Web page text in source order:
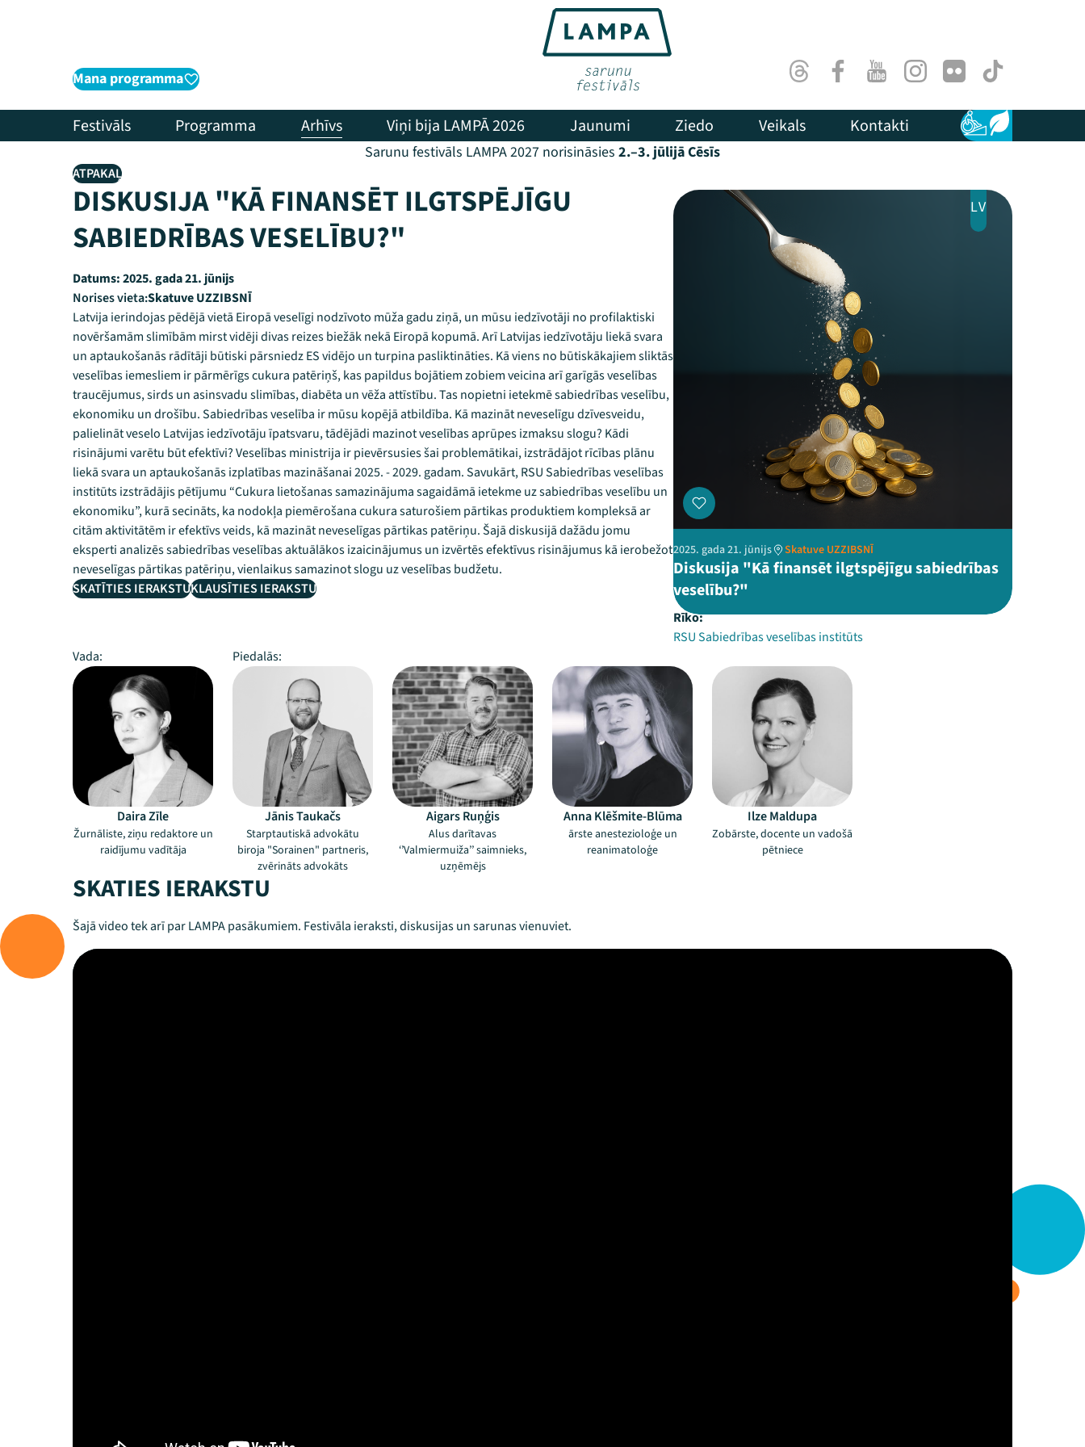
Mana programma ThreadsFacebookYoutubeInstagram
Flick TikTok
Festivāls Programma Arhīvs Viņi bija LAMPĀ 2026 Jaunumi Ziedo Veikals Kontakti Pieejamība
Ilgtspēja
Sarunu festivāls LAMPA 2027 norisināsies 2.–3. jūlijā Cēsīs
ATPAKAĻ
DISKUSIJA "KĀ FINANSĒT ILGTSPĒJĪGU
SABIEDRĪBAS VESELĪBU?"
Datums:2025. gada 21. jūnijs
Norises vieta:Skatuve UZZIBSNĪ
Latvija ierindojas pēdējā vietā Eiropā veselīgi nodzīvoto mūža gadu ziņā, un mūsu iedzīvotāji no profilaktiski
novēršamām slimībām mirst vidēji divas reizes biežāk nekā Eiropā kopumā. Arī Latvijas iedzīvotāju liekā svara
un aptaukošanās rādītāji būtiski pārsniedz ES vidējo un turpina pasliktināties. Kā viens no būtiskākajiem sliktās
veselības iemesliem ir pārmērīgs cukura patēriņš, kas papildus bojātiem zobiem veicina arī garīgās veselības
traucējumus, sirds un asinsvadu slimības, diabēta un vēža attīstību. Tas nopietni ietekmē sabiedrības veselību,
ekonomiku un drošību. Sabiedrības veselība ir mūsu kopējā atbildība. Kā mazināt neveselīgu dzīvesveidu,
palielināt veselo Latvijas iedzīvotāju īpatsvaru, tādējādi mazinot veselības aprūpes izmaksu slogu? Kādi
risinājumi varētu būt efektīvi? Veselības ministrija ir pievērsusies šai problemātikai, izstrādājot rīcības plānu
liekā svara un aptaukošanās izplatības mazināšanai 2025. - 2029. gadam. Savukārt, RSU Sabiedrības veselības
institūts izstrādājis pētījumu “Cukura lietošanas samazinājuma sagaidāmā ietekme uz sabiedrības veselību un
ekonomiku”, kurā secināts, ka nodokļa piemērošana cukura saturošiem pārtikas produktiem kompleksā ar
citām aktivitātēm ir efektīvs veids, kā mazināt neveselīgas pārtikas patēriņu. Šajā diskusijā dažādu jomu
eksperti analizēs sabiedrības veselības aktuālākos izaicinājumus un izvērtēs efektīvus risinājumus kā ierobežot
neveselīgas pārtikas patēriņu, vienlaikus samazinot slogu uz veselības budžetu.
SKATĪTIES IERAKSTUKLAUSĪTIES IERAKSTU
LV
2025. gada 21. jūnijs Skatuve UZZIBSNĪ
Diskusija "Kā finansēt ilgtspējīgu sabiedrības
veselību?"
Rīko:
RSU Sabiedrības veselības institūts
Vada:
Piedalās:
Daira Zīle
Žurnāliste, ziņu redaktore un
raidījumu vadītāja
Jānis Taukačs
Starptautiskā advokātu
biroja "Sorainen" partneris,
zvērināts advokāts
Aigars Ruņģis
Alus darītavas
‘’Valmiermuiža’’ saimnieks,
uzņēmējs
Anna Klēšmite-Blūma
ārste anestezioloģe un
reanimatoloģe
Ilze Maldupa
Zobārste, docente un vadošā
pētniece
SKATIES IERAKSTU
Šajā video tek arī par LAMPA pasākumiem. Festivāla ieraksti, diskusijas un sarunas vienuviet.